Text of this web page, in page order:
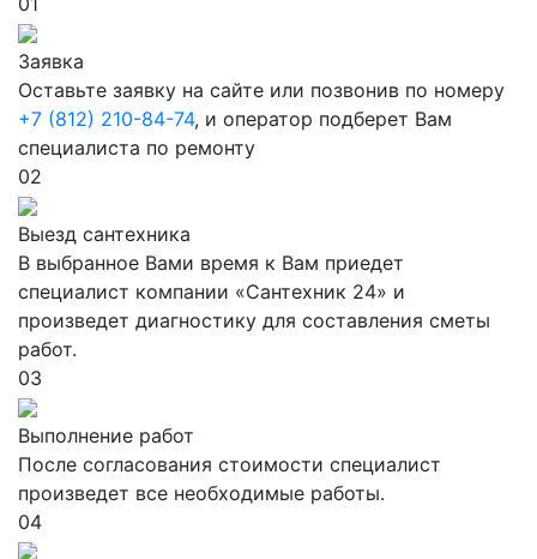
Заявка
Оставьте заявку на сайте или позвонив по номеру
+7 (812) 210-84-74, и оператор подберет Вам
специалиста по ремонту
02
Выезд сантехника
В выбранное Вами время к Вам приедет
специалист компании «Сантехник 24» и
произведет диагностику для составления сметы
работ.
03
Выполнение работ
После согласования стоимости специалист
произведет все необходимые работы.
04